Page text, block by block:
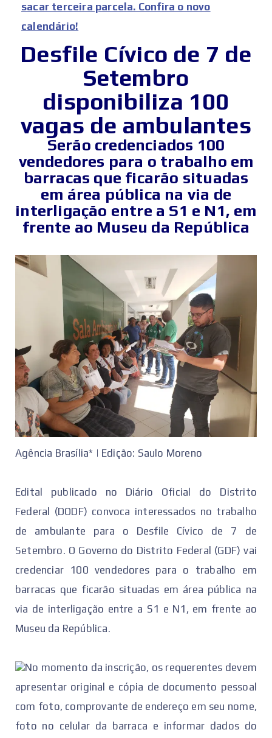
sacar terceira parcela. Confira o novo
calendário!
Desfile Cívico de 7 de
Setembro
disponibiliza 100
vagas de ambulantes
Serão credenciados 100
vendedores para o trabalho em
barracas que ficarão situadas
em área pública na via de
interligação entre a S1 e N1, em
frente ao Museu da República
Agência Brasília* | Edição: Saulo Moreno
Edital publicado no Diário Oficial do Distrito
Federal (DODF) convoca interessados no trabalho
de ambulante para o Desfile Cívico de 7 de
Setembro. O Governo do Distrito Federal (GDF) vai
credenciar 100 vendedores para o trabalho em
barracas que ficarão situadas em área pública na
via de interligação entre a S1 e N1, em frente ao
Museu da República.
No momento da inscrição, os requerentes devem
apresentar original e cópia de documento pessoal
com foto, comprovante de endereço em seu nome,
foto no celular da barraca e informar dados do